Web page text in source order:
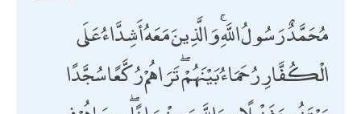
مُحَمَّدٌ رَسُولُ اللَّهِ ۚ وَالَّذِينَ مَعَهُ أَشِدَّاءُ عَلَى
الْكُفَّارِ رُحَمَاءُ بَيْنَهُمْ ۖ تَرَاهُمْ رُكَّعًا سُجَّدًا